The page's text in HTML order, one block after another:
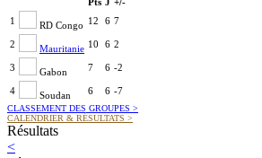
Pts J +/-
1
RD Congo 12 6 7
2 Mauritanie 10 6 2
3 Gabon 7 6 -2
4 Soudan 6 6 -7
CLASSEMENT DES GROUPES >
CALENDRIER & RÉSULTATS >
Résultats
<